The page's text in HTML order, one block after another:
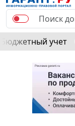
Бюджетный учет